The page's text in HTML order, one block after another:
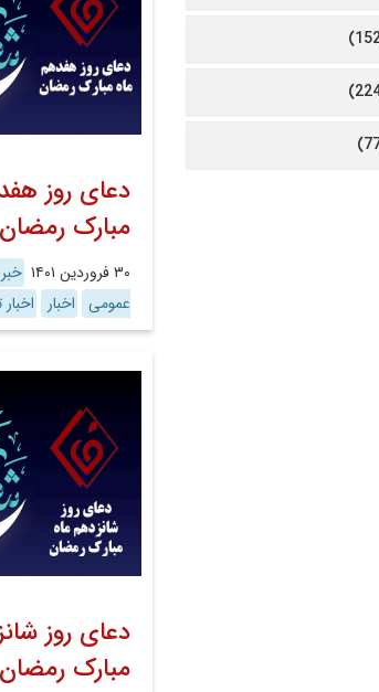
دعای روز
مبارک رمضان
۳۰ فروردین ۱۴۰۱
عمومی اخبار
دعای روز
مبارک رمضان